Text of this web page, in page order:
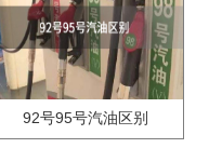
92号95号汽油区别